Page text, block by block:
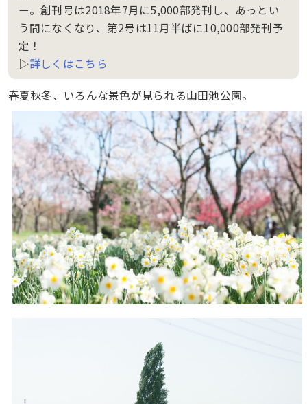
ー。創刊号は2018年7月に5,000部発刊し、あっとい
う間になくなり、第2号は11月半ばに10,000部発刊予
定！
▷詳しくはこちら
春夏秋冬、いろんな景色が見られる山田池公園。